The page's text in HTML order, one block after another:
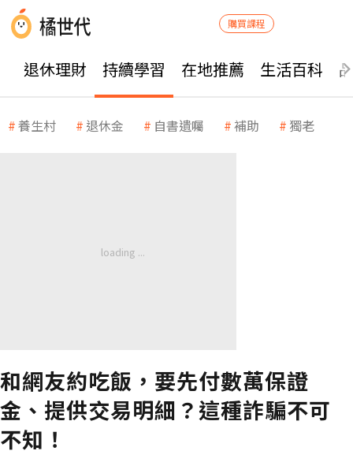
購買課程
退休理財 持續學習 在地推薦 生活百科
養生村 退休金 自書遺囑 補助 獨老
和網友約吃飯，要先付數萬保證
金、提供交易明細？這種詐騙不可
不知！